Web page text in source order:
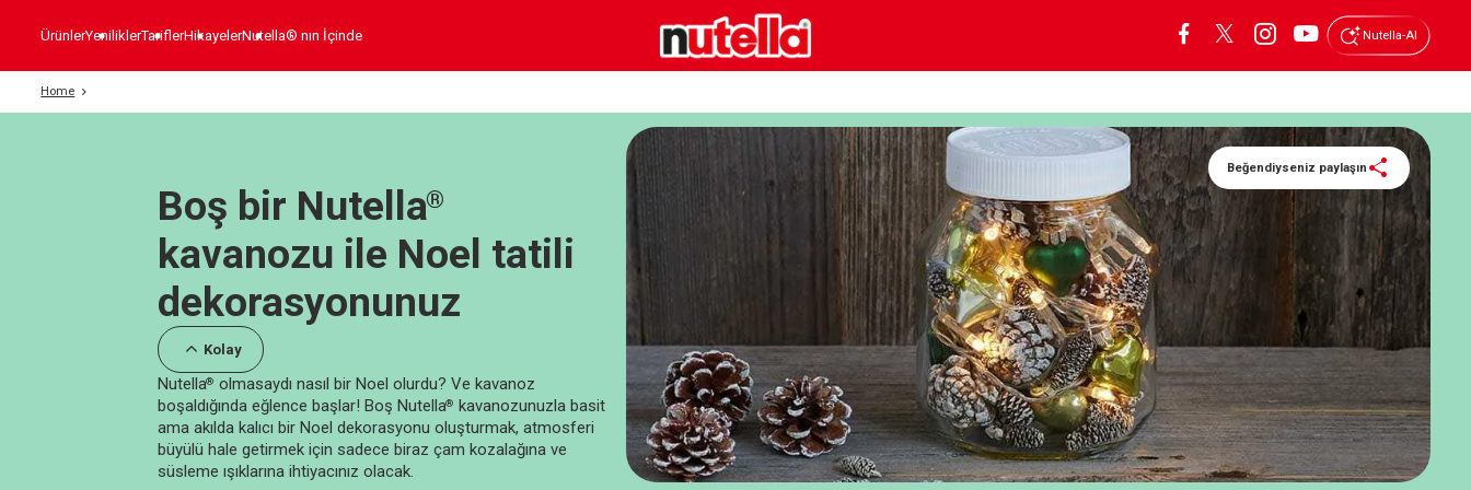
ÜrünlerYeniliklerTariflerHikayelerNutella® nın İçinde Nutella-AI
Home
Boş bir Nutella®
kavanozu ile Noel tatili
dekorasyonunuz
Kolay
Nutella® olmasaydı nasıl bir Noel olurdu? Ve kavanoz
boşaldığında eğlence başlar! Boş Nutella® kavanozunuzla basit
ama akılda kalıcı bir Noel dekorasyonu oluşturmak, atmosferi
büyülü hale getirmek için sadece biraz çam kozalağına ve
süsleme ışıklarına ihtiyacınız olacak.
Beğendiyseniz paylaşın